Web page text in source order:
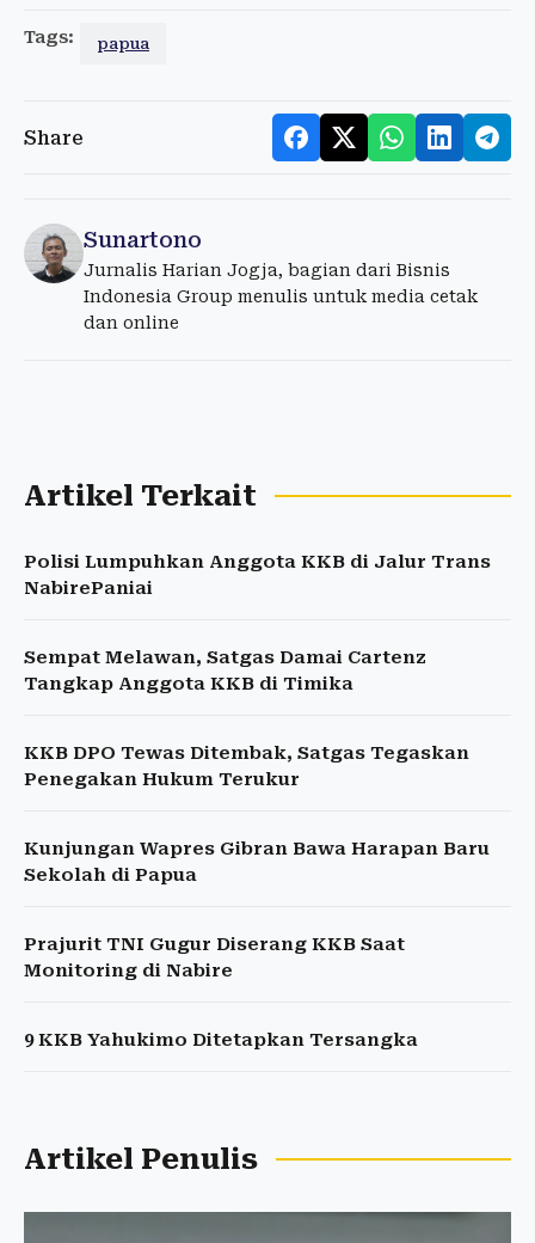
Tags: papua
Share
Sunartono
Jurnalis Harian Jogja, bagian dari Bisnis
Indonesia Group menulis untuk media cetak
dan online
Artikel Terkait
Polisi Lumpuhkan Anggota KKB di Jalur Trans
NabirePaniai
Sempat Melawan, Satgas Damai Cartenz
Tangkap Anggota KKB di Timika
KKB DPO Tewas Ditembak, Satgas Tegaskan
Penegakan Hukum Terukur
Kunjungan Wapres Gibran Bawa Harapan Baru
Sekolah di Papua
Prajurit TNI Gugur Diserang KKB Saat
Monitoring di Nabire
9 KKB Yahukimo Ditetapkan Tersangka
Artikel Penulis